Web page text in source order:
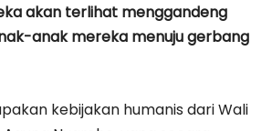
akan terlihat menggandeng
anak mereka menuju gerbang
kebijakan humanis dari Wali